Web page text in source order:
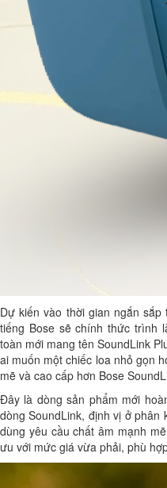
Dự kiến vào thời gian ngắn
tiếng Bose sẽ chính thức trình
toàn mới mang tên SoundLink
ai muốn một chiếc loa nhỏ gọn
mẽ và cao cấp hơn Bose
Đây là dòng sản phẩm mới
dòng SoundLink, định vị ở
dùng yêu cầu chất âm mạnh
ưu với mức giá vừa phải, phù